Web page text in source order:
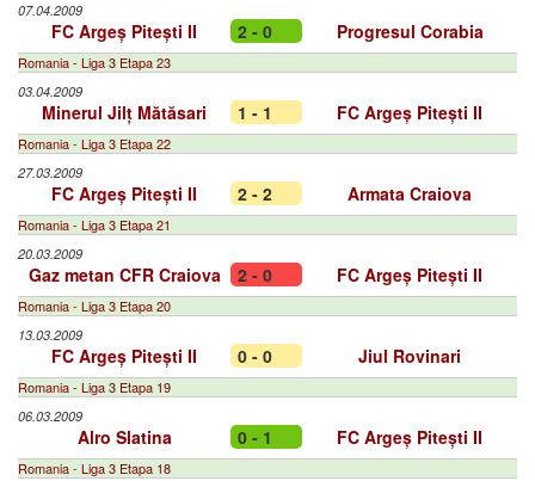
07.04.2009
FC Argeș Pitești II 2 - 0 Progresul Corabia
Romania - Liga 3 Etapa 23
03.04.2009
Minerul Jilț Mătăsari 1 - 1 FC Argeș Pitești II
Romania - Liga 3 Etapa 22
27.03.2009
FC Argeș Pitești II 2 - 2 Armata Craiova
Romania - Liga 3 Etapa 21
20.03.2009
Gaz metan CFR Craiova 2 - 0 FC Argeș Pitești II
Romania - Liga 3 Etapa 20
13.03.2009
FC Argeș Pitești II 0 - 0 Jiul Rovinari
Romania - Liga 3 Etapa 19
06.03.2009
Alro Slatina 0 - 1 FC Argeș Pitești II
Romania - Liga 3 Etapa 18